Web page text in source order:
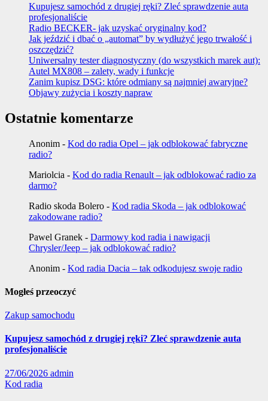
Kupujesz samochód z drugiej ręki? Zleć sprawdzenie auta
profesjonaliście
Radio BECKER- jak uzyskać oryginalny kod?
Jak jeździć i dbać o „automat” by wydłużyć jego trwałość i
oszczędzić?
Uniwersalny tester diagnostyczny (do wszystkich marek aut):
Autel MX808 – zalety, wady i funkcje
Zanim kupisz DSG: które odmiany są najmniej awaryjne?
Objawy zużycia i koszty napraw
Ostatnie komentarze
Anonim - Kod do radia Opel – jak odblokować fabryczne
radio?
Mariolcia - Kod do radia Renault – jak odblokować radio za
darmo?
Radio skoda Bolero - Kod radia Skoda – jak odblokować
zakodowane radio?
Pawel Granek - Darmowy kod radia i nawigacji
Chrysler/Jeep – jak odblokować radio?
Anonim - Kod radia Dacia – tak odkodujesz swoje radio
Mogłeś przeoczyć
Zakup samochodu
Kupujesz samochód z drugiej ręki? Zleć sprawdzenie auta
profesjonaliście
27/06/2026 admin
Kod radia